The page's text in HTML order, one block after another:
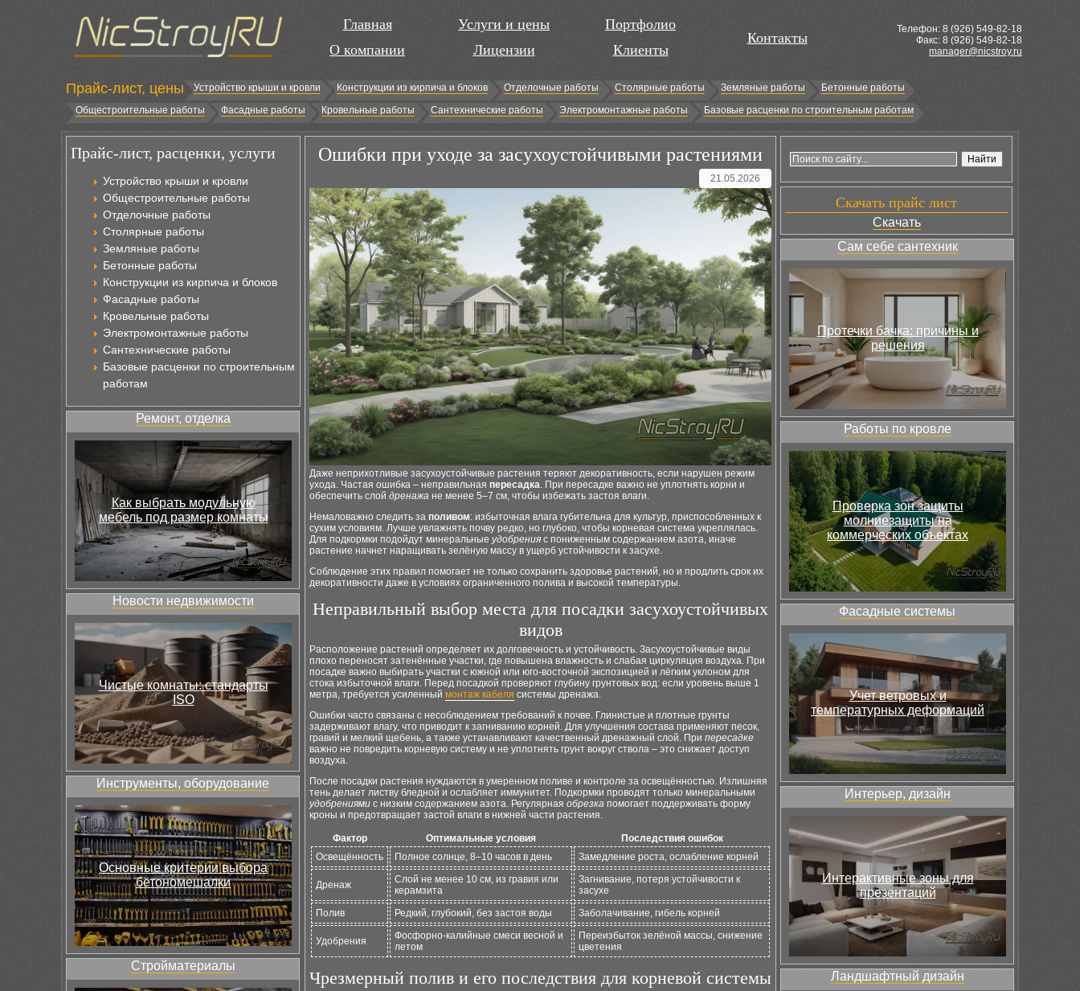
Главная
О компании
Услуги и цены
Лицензии
Портфолио
Клиенты
Контакты
Телефон: 8 (926) 549-82-18
Факс: 8 (926) 549-82-18
manager@nicstroy.ru
Прайс-лист, цены Устройство крыши и кровли Конструкции из кирпича и блоков Отделочные работы Столярные работы Земляные работы
Бетонные работы
Общестроительные работы
Фасадные работы Кровельные работы Сантехнические работы Электромонтажные работы Базовые расценки по строительным работам
Прайс-лист, расценки, услуги
Устройство крыши и кровли
Общестроительные работы
Отделочные работы
Столярные работы
Земляные работы
Бетонные работы
Конструкции из кирпича и блоков
Фасадные работы
Кровельные работы
Электромонтажные работы
Сантехнические работы
Базовые расценки по строительным
работам
Ремонт, отделка
Как выбрать модульную
мебель под размер комнаты
Новости недвижимости
Чистые комнаты: стандарты
ISO
Инструменты, оборудование
Основные критерии выбора
бетономешалки
Стройматериалы
Ошибки при уходе за засухоустойчивыми растениями
21.05.2026
Даже неприхотливые засухоустойчивые растения теряют декоративность, если нарушен режим
ухода. Частая ошибка – неправильная пересадка. При пересадке важно не уплотнять корни и
обеспечить слой дренажа не менее 5–7 см, чтобы избежать застоя влаги.
Немаловажно следить за поливом: избыточная влага губительна для культур, приспособленных к
сухим условиям. Лучше увлажнять почву редко, но глубоко, чтобы корневая система укреплялась.
Для подкормки подойдут минеральные удобрения с пониженным содержанием азота, иначе
растение начнет наращивать зелёную массу в ущерб устойчивости к засухе.
Соблюдение этих правил помогает не только сохранить здоровье растений, но и продлить срок их
декоративности даже в условиях ограниченного полива и высокой температуры.
Неправильный выбор места для посадки засухоустойчивых
видов
Расположение растений определяет их долговечность и устойчивость. Засухоустойчивые виды
плохо переносят затенённые участки, где повышена влажность и слабая циркуляция воздуха. При
посадке важно выбирать участки с южной или юго-восточной экспозицией и лёгким уклоном для
стока избыточной влаги. Перед посадкой проверяют глубину грунтовых вод: если уровень выше 1
метра, требуется усиленный монтаж кабеля системы дренажа.
Ошибки часто связаны с несоблюдением требований к почве. Глинистые и плотные грунты
задерживают влагу, что приводит к загниванию корней. Для улучшения состава применяют песок,
гравий и мелкий щебень, а также устанавливают качественный дренажный слой. При пересадке
важно не повредить корневую систему и не уплотнять грунт вокруг ствола – это снижает доступ
воздуха.
После посадки растения нуждаются в умеренном поливе и контроле за освещённостью. Излишняя
тень делает листву бледной и ослабляет иммунитет. Подкормки проводят только минеральными
удобрениями с низким содержанием азота. Регулярная обрезка помогает поддерживать форму
кроны и предотвращает застой влаги в нижней части растения.
Фактор Оптимальные условия
Последствия ошибок
Освещённость
Полное солнце, 8–10 часов в день Замедление роста, ослабление корней
Дренаж
Слой не менее 10 см, из гравия или
керамзита
Загнивание, потеря устойчивости к
засухе
Полив
Редкий, глубокий, без застоя воды Заболачивание, гибель корней
Удобрения
Фосфорно-калийные смеси весной и
летом
Переизбыток зелёной массы, снижение
цветения
Чрезмерный полив и его последствия для корневой системы
Скачать прайс лист
Скачать
Сам себе сантехник
Протечки бачка: причины и
решения
Работы по кровле
Проверка зон защиты
молниезащиты на
коммерческих объектах
Фасадные системы
Учет ветровых и
температурных деформаций
Интерьер, дизайн
Интерактивные зоны для
презентаций
Ландшафтный дизайн